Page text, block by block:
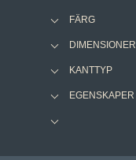
FÄRG
DIMENSIONER
KANTTYP
EGENSKAPER